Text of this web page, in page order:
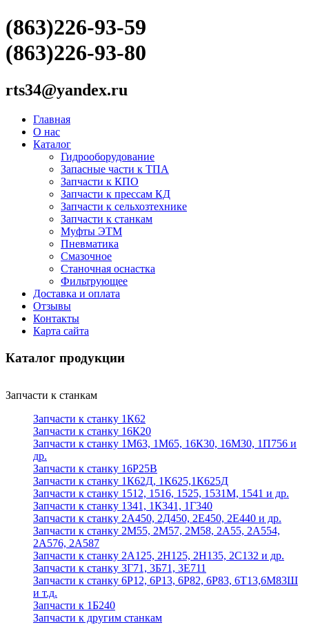
(863)226-93-59
(863)226-93-80
rts34@yandex.ru
Главная
О нас
Каталог
Гидрооборудование
Запасные части к ТПА
Запчасти к КПО
Запчасти к прессам КД
Запчасти к сельхозтехнике
Запчасти к станкам
Муфты ЭТМ
Пневматика
Смазочное
Станочная оснастка
Фильтрующее
Доставка и оплата
Отзывы
Контакты
Карта сайта
Каталог продукции
Запчасти к станкам
Запчасти к станку 1К62
Запчасти к станку 16К20
Запчасти к станку 1М63, 1М65, 16К30, 16М30, 1П756 и
др.
Запчасти к станку 16Р25В
Запчасти к станку 1К62Д, 1К625,1К625Д
Запчасти к станку 1512, 1516, 1525, 1531М, 1541 и др.
Запчасти к станку 1341, 1К341, 1Г340
Запчасти к станку 2А450, 2Д450, 2Е450, 2Е440 и др.
Запчасти к станку 2М55, 2М57, 2М58, 2А55, 2А554,
2А576, 2А587
Запчасти к станку 2А125, 2Н125, 2Н135, 2С132 и др.
Запчасти к станку 3Г71, 3Б71, 3Е711
Запчасти к станку 6Р12, 6Р13, 6Р82, 6Р83, 6Т13,6М83Ш
и т.д.
Запчасти к 1Б240
Запчасти к другим станкам